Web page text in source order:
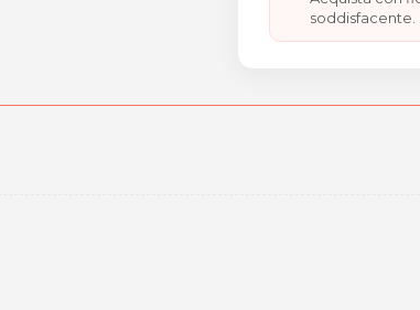
soddisfacente.